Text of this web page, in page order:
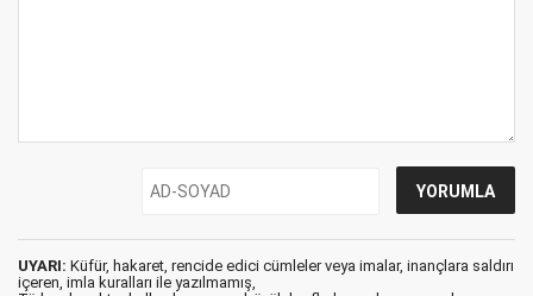
UYARI: Küfür, hakaret, rencide edici cümleler veya imalar, inançlara saldırı
içeren, imla kuralları ile yazılmamış,